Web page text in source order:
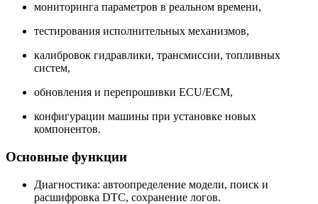
мониторинга параметров в реальном времени,
тестирования исполнительных механизмов,
калибровок гидравлики, трансмиссии, топливных
систем,
обновления и перепрошивки ECU/ECM,
конфигурации машины при установке новых
компонентов.
Основные функции
Диагностика: автоопределение модели, поиск и
расшифровка DTC, сохранение логов.